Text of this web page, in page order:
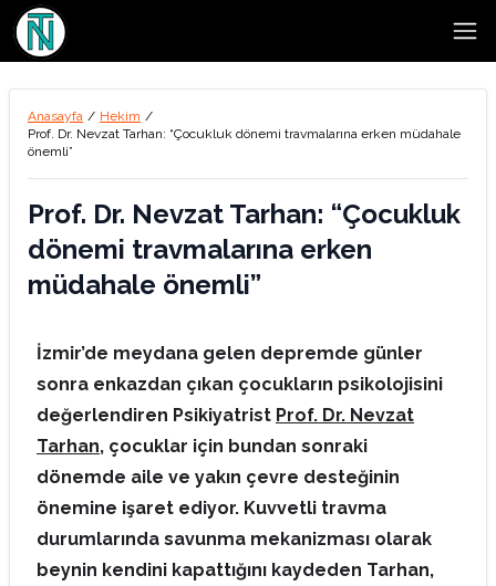
Anasayfa / Hekim /
Prof. Dr. Nevzat Tarhan: “Çocukluk dönemi travmalarına erken müdahale
önemli”
Prof. Dr. Nevzat Tarhan: “Çocukluk
dönemi travmalarına erken
müdahale önemli”
İzmir’de meydana gelen depremde günler
sonra enkazdan çıkan çocukların psikolojisini
değerlendiren Psikiyatrist Prof. Dr. Nevzat
Tarhan, çocuklar için bundan sonraki
dönemde aile ve yakın çevre desteğinin
önemine işaret ediyor. Kuvvetli travma
durumlarında savunma mekanizması olarak
beynin kendini kapattığını kaydeden Tarhan,